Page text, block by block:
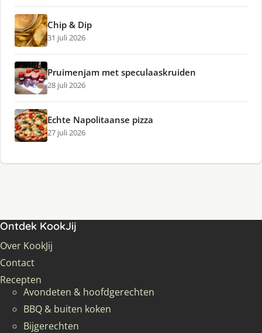
Chip & Dip
31 juli 2026
Pruimenjam met speculaaskruiden
28 juli 2026
Echte Napolitaanse pizza
27 juli 2026
Ontdek KookJij
Over KookJij
Contact
Recepten
Avondeten & hoofdgerechten
BBQ & buiten koken
Bijgerechten